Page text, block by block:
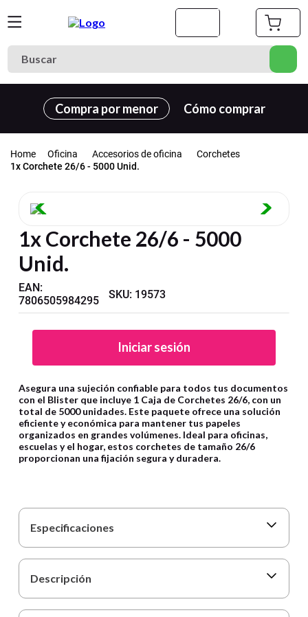
Buscar
Compra por menor Cómo comprar
Oficina Accesorios de oficina
Corchetes
1x Corchete 26/6 - 5000 Unid.
1x Corchete 26/6 - 5000
Unid.
EAN:
7806505984295
SKU: 19573
Iniciar sesión
Asegura una sujeción confiable para todos tus documentos
con el Blister que incluye 1 Caja de Corchetes 26/6, con un
total de 5000 unidades. Este paquete ofrece una solución
eficiente y económica para mantener tus papeles
organizados en grandes volúmenes. Ideal para oficinas,
escuelas y el hogar, estos corchetes de tamaño 26/6
proporcionan una fijación segura y duradera.
Especificaciones
Descripción
Términos más buscados
cuaderno
3. goma eva
5.
6. estuche
7. cartulina
8.
10